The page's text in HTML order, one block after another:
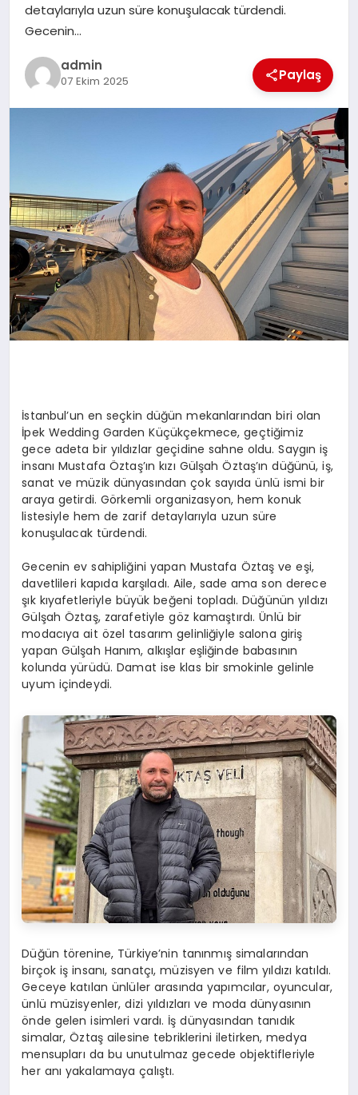
detaylarıyla uzun süre konuşulacak türdendi.
Gecenin…
admin
07 Ekim 2025 Paylaş
İstanbul’un en seçkin düğün mekanlarından biri olan
İpek Wedding Garden Küçükçekmece, geçtiğimiz
gece adeta bir yıldızlar geçidine sahne oldu. Saygın iş
insanı Mustafa Öztaş’ın kızı Gülşah Öztaş’ın düğünü, iş,
sanat ve müzik dünyasından çok sayıda ünlü ismi bir
araya getirdi. Görkemli organizasyon, hem konuk
listesiyle hem de zarif detaylarıyla uzun süre
konuşulacak türdendi.
Gecenin ev sahipliğini yapan Mustafa Öztaş ve eşi,
davetlileri kapıda karşıladı. Aile, sade ama son derece
şık kıyafetleriyle büyük beğeni topladı. Düğünün yıldızı
Gülşah Öztaş, zarafetiyle göz kamaştırdı. Ünlü bir
modacıya ait özel tasarım gelinliğiyle salona giriş
yapan Gülşah Hanım, alkışlar eşliğinde babasının
kolunda yürüdü. Damat ise klas bir smokinle gelinle
uyum içindeydi.
Düğün törenine, Türkiye’nin tanınmış simalarından
birçok iş insanı, sanatçı, müzisyen ve film yıldızı katıldı.
Geceye katılan ünlüler arasında yapımcılar, oyuncular,
ünlü müzisyenler, dizi yıldızları ve moda dünyasının
önde gelen isimleri vardı. İş dünyasından tanıdık
simalar, Öztaş ailesine tebriklerini iletirken, medya
mensupları da bu unutulmaz gecede objektifleriyle
her anı yakalamaya çalıştı.